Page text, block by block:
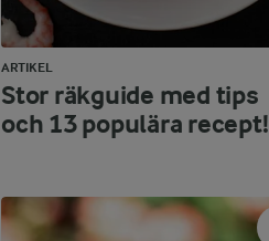
ARTIKEL
Stor räkguide med tips
och 13 populära recept!